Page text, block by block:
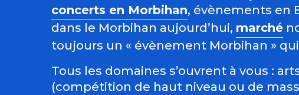
concerts en Morbihan, évènements en
dans le Morbihan aujourd’hui, marché
toujours un « évènement Morbihan »
Tous les domaines s’ouvrent à vous :
(compétition de haut niveau ou de